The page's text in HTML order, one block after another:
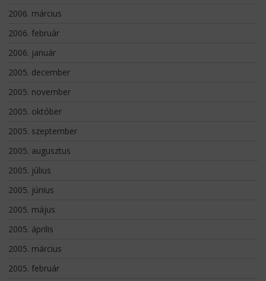
2006. március
2006. február
2006. január
2005. december
2005. november
2005. október
2005. szeptember
2005. augusztus
2005. július
2005. június
2005. május
2005. április
2005. március
2005. február